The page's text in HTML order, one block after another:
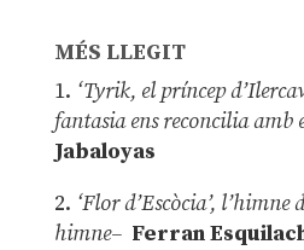
MÉS LLEGIT
1. ‘Tyrik, el príncep
fantasia ens reconcilia amb
Jabaloyas
2. ‘Flor d’Escòcia’, l’himne
himne– Ferran